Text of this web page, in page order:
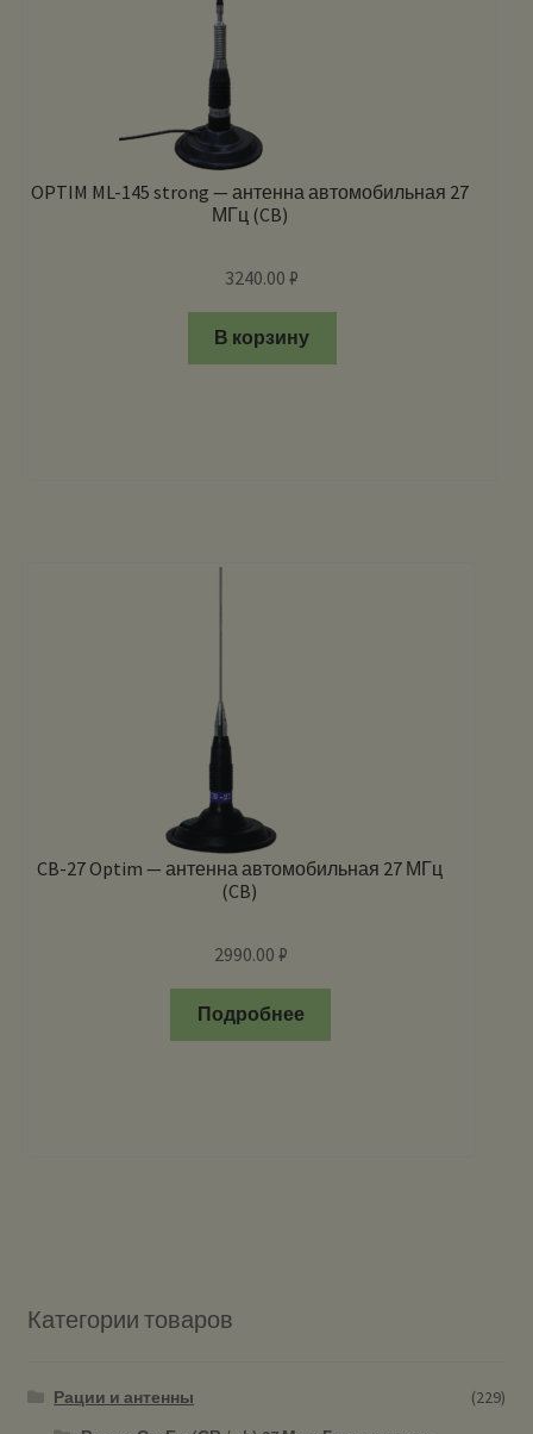
OPTIM ML-145 strong — антенна автомобильная 27
МГц (CB)
3240.00₽
В корзину
CB-27 Optim — антенна автомобильная 27 МГц
(CB)
2990.00 ₽
Подробнее
Категории товаров
Рации и антенны
(229)